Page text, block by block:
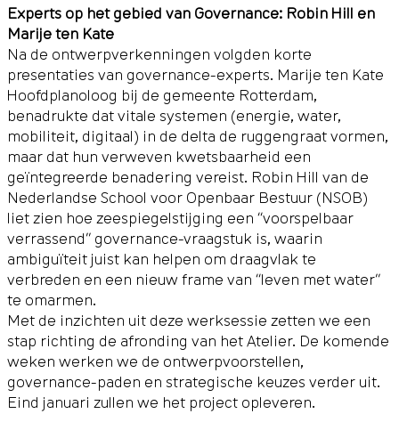
Experts op het gebied van Governance: Robin Hill en
Marije ten Kate
Na de ontwerpverkenningen volgden korte
presentaties van governance-experts. Marije ten Kate
Hoofdplanoloog bij de gemeente Rotterdam,
benadrukte dat vitale systemen (energie, water,
mobiliteit, digitaal) in de delta de ruggengraat vormen,
maar dat hun verweven kwetsbaarheid een
geïntegreerde benadering vereist. Robin Hill van de
Nederlandse School voor Openbaar Bestuur (NSOB)
liet zien hoe zeespiegelstijging een “voorspelbaar
verrassend” governance-vraagstuk is, waarin
ambiguïteit juist kan helpen om draagvlak te
verbreden en een nieuw frame van “leven met water”
te omarmen.
Met de inzichten uit deze werksessie zetten we een
stap richting de afronding van het Atelier. De komende
weken werken we de ontwerpvoorstellen,
governance-paden en strategische keuzes verder uit.
Eind januari zullen we het project opleveren.